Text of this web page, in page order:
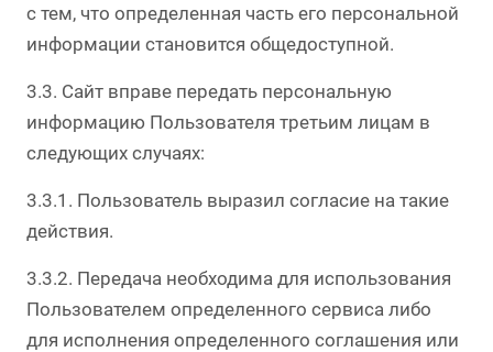
с тем, что определенная часть его персональной
информации становится общедоступной.
3.3. Сайт вправе передать персональную
информацию Пользователя третьим лицам в
следующих случаях:
3.3.1. Пользователь выразил согласие на такие
действия.
3.3.2. Передача необходима для использования
Пользователем определенного сервиса либо
для исполнения определенного соглашения или